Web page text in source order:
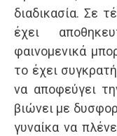
διαδικασία. Σε
έχει
φαινομενικά
το έχει
να αποφεύγει
βιώνει με
γυναίκα να